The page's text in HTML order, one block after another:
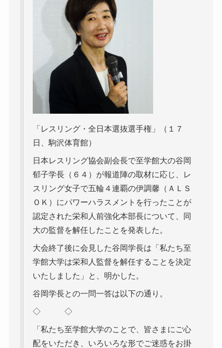
「レスリング・全日本選抜選手権」（１７
日、駒沢体育館）
日本レスリング協会副会長で至学館大の谷岡
郁子学長（６４）が報道陣の取材に応じ、レ
スリング女子で五輪４連覇の伊調馨（ＡＬＳ
ＯＫ）にパワーハラスメントを行ったことが
認定された栄和人前強化本部長について、同
大の監督を解任したことを発表した。
大会終了後に会見した谷岡学長は「私たち至
学館大学は栄和人監督を解任することを決定
いたしました」と、明かした。
谷岡学長との一問一答は以下の通り。
◇ ◇
「私たち至学館大学のことで、皆さまにご心
配をいただき、いろいろな形でご迷惑をお掛